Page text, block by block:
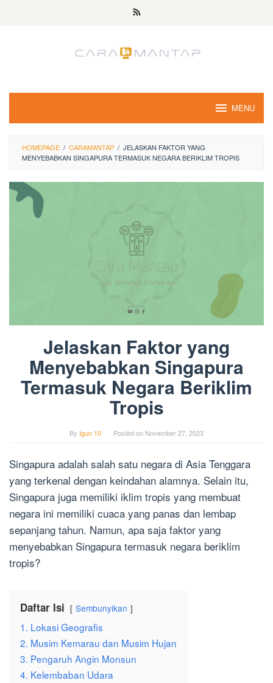
MENU
HOMEPAGE / CARAMANTAP / JELASKAN FAKTOR YANG
MENYEBABKAN SINGAPURA TERMASUK NEGARA BERIKLIM TROPIS
Jelaskan Faktor yang
Menyebabkan Singapura
Termasuk Negara Beriklim
Tropis
By Igun 10 Posted on November 27, 2023
Singapura adalah salah satu negara di Asia Tenggara
yang terkenal dengan keindahan alamnya. Selain itu,
Singapura juga memiliki iklim tropis yang membuat
negara ini memiliki cuaca yang panas dan lembap
sepanjang tahun. Namun, apa saja faktor yang
menyebabkan Singapura termasuk negara beriklim
tropis?
Daftar Isi Sembunyikan
1. Lokasi Geografis
2. Musim Kemarau dan Musim Hujan
3. Pengaruh Angin Monsun
4. Kelembaban Udara